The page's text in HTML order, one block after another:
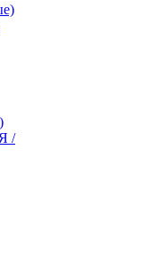
/